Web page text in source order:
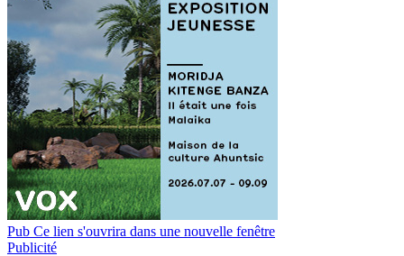
Pub Ce lien s'ouvrira dans une nouvelle fenêtre
Publicité